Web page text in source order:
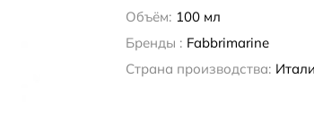
Объём: 100 мл
Бренды : Fabbrimarine
Страна производства: